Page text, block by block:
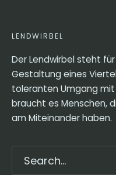
LENDWIRBEL
Der Lendwirbel steht
Gestaltung eines
toleranten Umgang
braucht es Menschen,
am Miteinander haben.